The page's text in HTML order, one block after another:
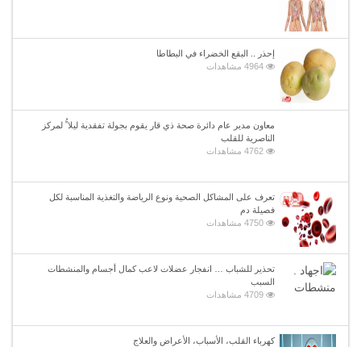
إحذر .. البقع الخضراء في البطاطا
4964 مشاهدات
معاون مدير عام دائرة صحة ذي قار يقوم بجولة تفقدية ليلا ًُ لمركز
الناصرية للقلب
4762 مشاهدات
تعرف على المشاكل الصحية ونوع الرياضة والتغذية المناسبة لكل
فصيلة دم
4750 مشاهدات
تحذير للشباب … انفجار عضلات لاعب كمال أجسام والمنشطات
السبب
4709 مشاهدات
كهرباء القلب، الأسباب، الأعراض والعلاج